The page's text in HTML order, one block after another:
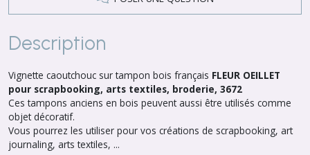
Description
Vignette caoutchouc sur tampon bois français FLEUR OEILLET
pour scrapbooking, arts textiles, broderie, 3672
Ces tampons anciens en bois peuvent aussi être utilisés comme
objet décoratif.
Vous pourrez les utiliser pour vos créations de scrapbooking, art
journaling, arts textiles, ...